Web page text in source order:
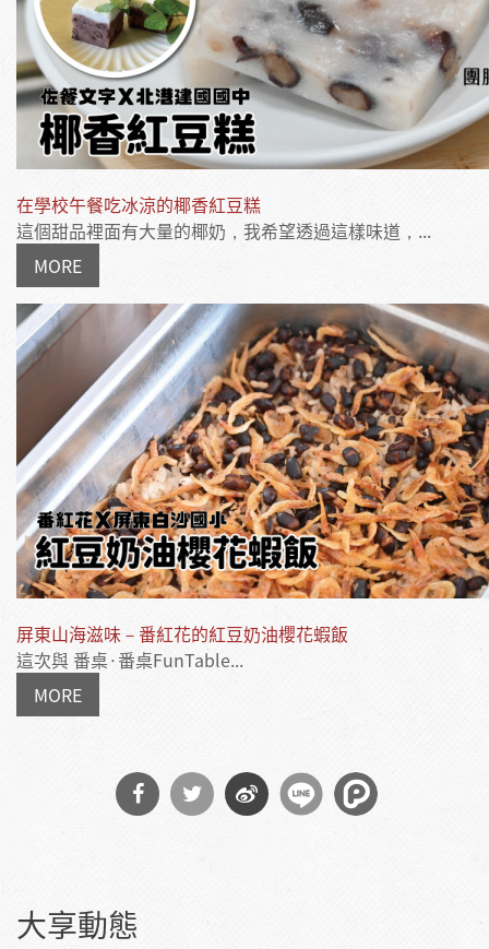
在學校午餐吃冰涼的椰香紅豆糕
這個甜品裡面有大量的椰奶，我希望透過這樣味道，...
MORE
屏東山海滋味－番紅花的紅豆奶油櫻花蝦飯
這次與 番桌·番桌FunTable...
MORE
Facebook
大享動態